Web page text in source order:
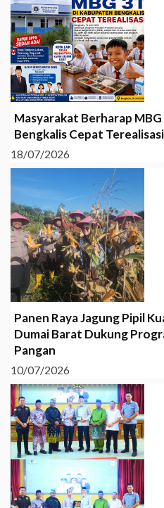
Masyarakat Berharap
Bengkalis Cepat Terealisasi
18/07/2026
Panen Raya Jagung Pipil
Dumai Barat Dukung
Pangan
10/07/2026